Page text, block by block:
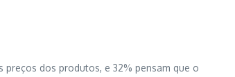
dos produtos, e 32% pensam que o